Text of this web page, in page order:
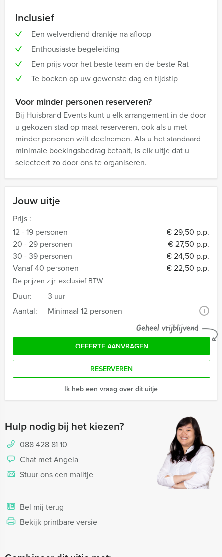
Jouw uitje
Prijs :
12 - 19 personen
€ 29,50 p.p.
20 - 29 personen
€ 27,50 p.p.
30 - 39 personen
€ 24,50 p.p.
Vanaf 40 personen
€ 22,50 p.p.
De prijzen zijn exclusief BTW
Duur:
3 uur
Aantal:
Minimaal 12 personen i
Geheel vrijblijvend
OFFERTE AANVRAGEN
RESERVEREN
Ik heb een vraag over dit uitje
Hulp nodig bij het kiezen?
088 428 81 10
Chat met Angela
Stuur ons een mailtje
Bel mij terug
Bekijk printbare versie
Inclusief
Een welverdiend drankje na afloop
Enthousiaste begeleiding
Een prijs voor het beste team en de beste Rat
Te boeken op uw gewenste dag en tijdstip
Voor minder personen reserveren?
Bij Huisbrand Events kunt u elk arrangement in de door
u gekozen stad op maat reserveren, ook als u met
minder personen wilt deelnemen. Als u het standaard
minimale boekingsbedrag betaalt, is elk uitje dat u
selecteert zo door ons te organiseren.